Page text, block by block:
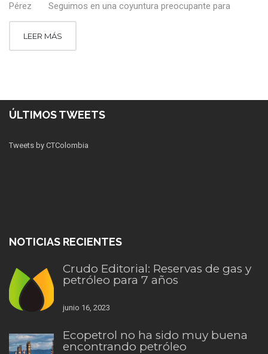
Pérez Seguimos en una coyuntura preocupante para
LEER MÁS
ÚLTIMOS TWEETS
Tweets by CTColombia
NOTICIAS RECIENTES
Crudo Editorial: Reservas de gas y
petróleo para 7 años
junio 16, 2023
Ecopetrol no ha sido muy buena
encontrando petróleo